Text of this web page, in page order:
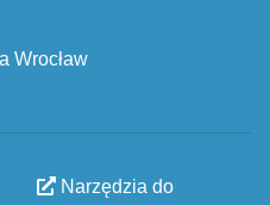
Wrocław
Narzędzia do